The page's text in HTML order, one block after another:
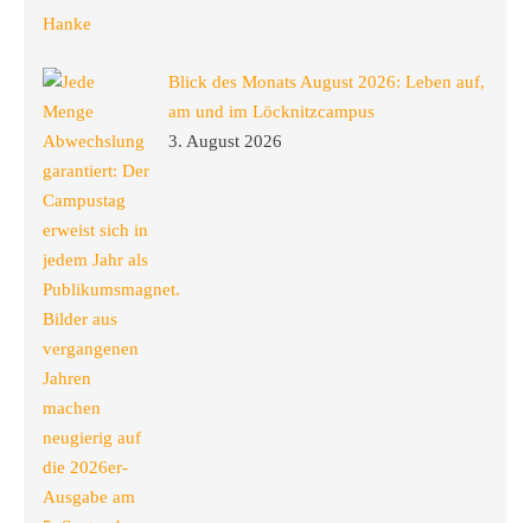
Blick des Monats August 2026: Leben auf,
am und im Löcknitzcampus
3. August 2026